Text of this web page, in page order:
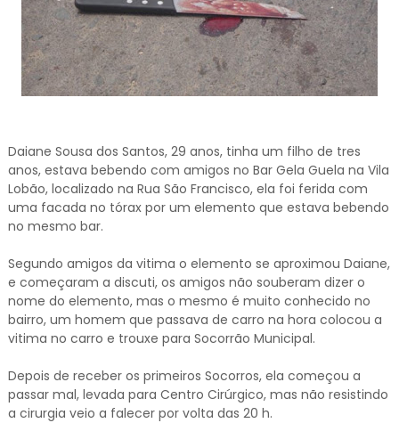
Daiane Sousa dos Santos, 29 anos, tinha um filho de tres
anos, estava bebendo com amigos no Bar Gela Guela na Vila
Lobão, localizado na Rua São Francisco, ela foi ferida com
uma facada no tórax por um elemento que estava bebendo
no mesmo bar.
Segundo amigos da vitima o elemento se aproximou Daiane,
e começaram a discuti, os amigos não souberam dizer o
nome do elemento, mas o mesmo é muito conhecido no
bairro, um homem que passava de carro na hora colocou a
vitima no carro e trouxe para Socorrão Municipal.
Depois de receber os primeiros Socorros, ela começou a
passar mal, levada para Centro Cirúrgico, mas não resistindo
a cirurgia veio a falecer por volta das 20 h.